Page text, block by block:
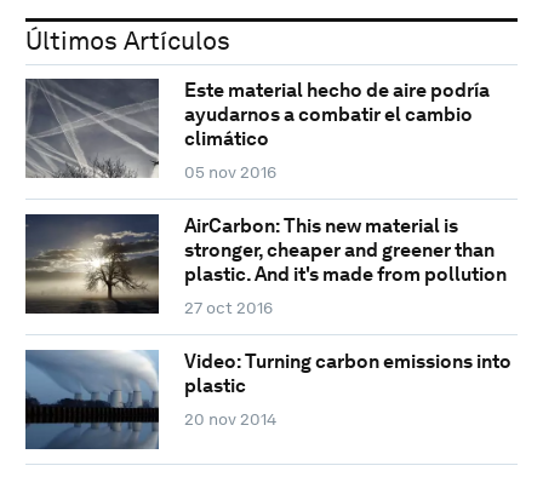
Últimos Artículos
Este material hecho de aire podría
ayudarnos a combatir el cambio
climático
05 nov 2016
AirCarbon: This new material is
stronger, cheaper and greener than
plastic. And it's made from pollution
27 oct 2016
Video: Turning carbon emissions into
plastic
20 nov 2014